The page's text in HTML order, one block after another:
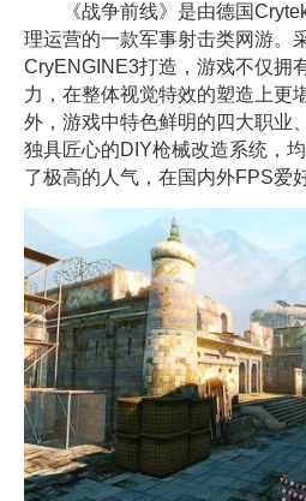
《战争前线》是由德国Crytek
理运营的一款军事射击类网游。
CryENGINE3打造，游戏不仅拥
力，在整体视觉特效的塑造上更
外，游戏中特色鲜明的四大职业
独具匠心的DIY枪械改造系统，
了极高的人气，在国内外FPS爱